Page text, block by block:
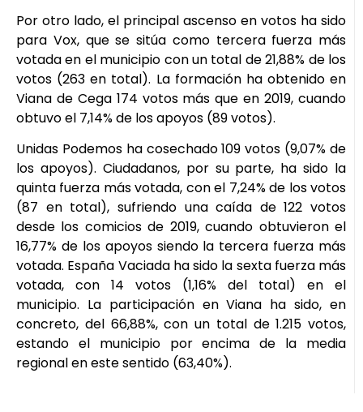
Por otro lado, el principal ascenso en votos ha sido
para Vox, que se sitúa como tercera fuerza más
votada en el municipio con un total de 21,88% de los
votos (263 en total). La formación ha obtenido en
Viana de Cega 174 votos más que en 2019, cuando
obtuvo el 7,14% de los apoyos (89 votos).
Unidas Podemos ha cosechado 109 votos (9,07% de
los apoyos). Ciudadanos, por su parte, ha sido la
quinta fuerza más votada, con el 7,24% de los votos
(87 en total), sufriendo una caída de 122 votos
desde los comicios de 2019, cuando obtuvieron el
16,77% de los apoyos siendo la tercera fuerza más
votada. España Vaciada ha sido la sexta fuerza más
votada, con 14 votos (1,16% del total) en el
municipio. La participación en Viana ha sido, en
concreto, del 66,88%, con un total de 1.215 votos,
estando el municipio por encima de la media
regional en este sentido (63,40%).